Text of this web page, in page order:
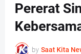
Pererat
by Saat Kita